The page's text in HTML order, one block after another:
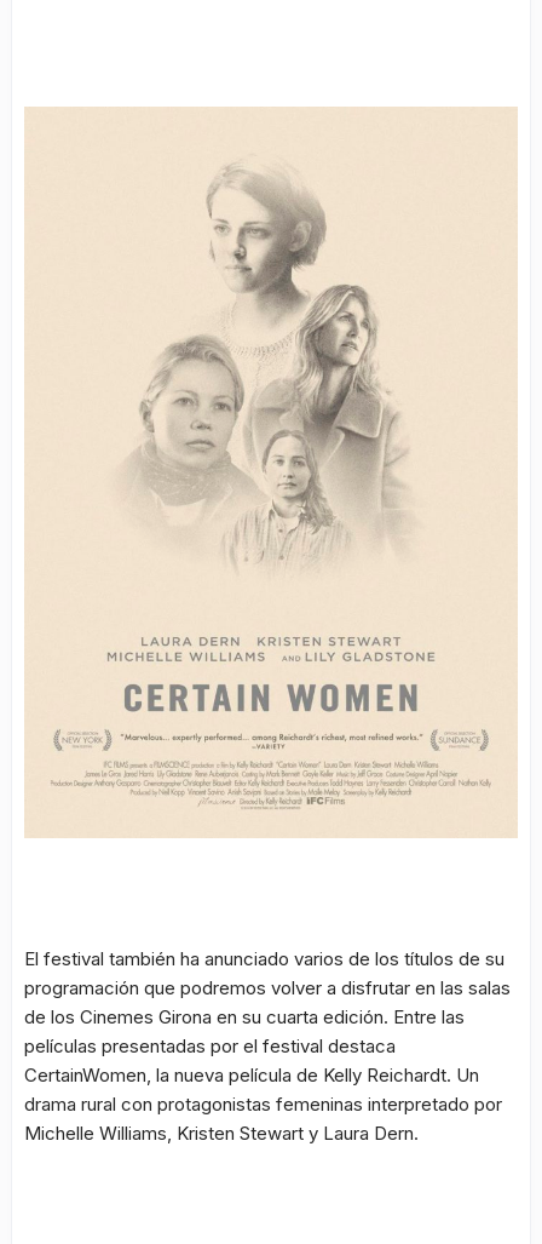
El festival también ha anunciado varios de los títulos de su
programación que podremos volver a disfrutar en las salas
de los Cinemes Girona en su cuarta edición. Entre las
películas presentadas por el festival destaca
CertainWomen, la nueva película de Kelly Reichardt. Un
drama rural con protagonistas femeninas interpretado por
Michelle Williams, Kristen Stewart y Laura Dern.